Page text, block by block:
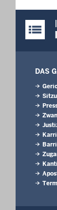
Justiz-
DAS